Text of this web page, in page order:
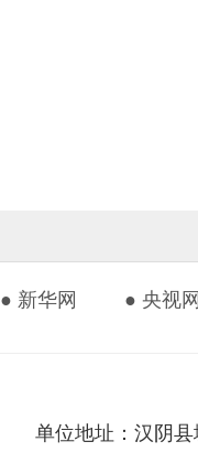
● 新华网 ● 央视网
单位地址：汉阴